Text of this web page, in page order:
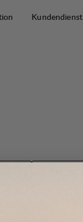
Kundendienst